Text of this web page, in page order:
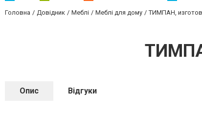
Головна Довідник Меблі Меблі для дому ТИМПАН,
Опис Відгуки